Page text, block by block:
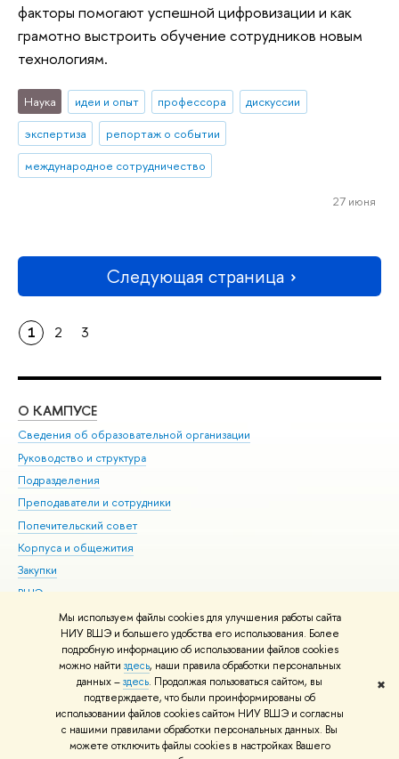
Мы используем файлы cookies для улучшения работы сайта
НИУ ВШЭ и большего удобства его использования. Более
подробную информацию об использовании файлов cookies
можно найти здесь, наши правила обработки персональных
данных –здесь. Продолжая пользоваться сайтом, вы
подтверждаете, что были проинформированы об
использовании файлов cookies сайтом НИУ ВШЭ и согласны
с нашими правилами обработки персональных данных. Вы
можете отключить файлы cookies в настройках Вашего
✖
факторы помогают успешной цифровизации и как
грамотно выстроить обучение сотрудников новым
технологиям.
Наука идеи и опыт профессора
дискуссии
экспертиза
репортаж о событии
международное сотрудничество
27 июня
Следующая страница
1 2 3
О КАМПУСЕ
Сведения об образовательной организации
Руководство и структура
Подразделения
Преподаватели и сотрудники
Попечительский совет
Корпуса и общежития
Закупки
ВШЭ для студентов с ограниченными возможностями
здоровья и инвалидностью
Версия для слабовидящих
Единая платежная страница
© НИУ ВШЭ 1993–2026 Адреса и контакты Условия использования
материалов Политика конфиденциальности Карта сайта
Шрифты HSE Sans и HSE Slab разработаны вШколе дизайна НИУ ВШЭ